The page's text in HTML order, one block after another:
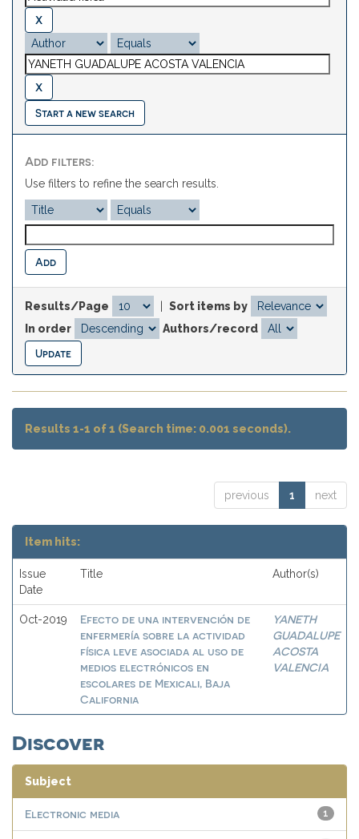
Start a new search
Add filters:
Use filters to refine the search results.
Results/Page
Sort items by
In order
Authors/record
Results 1-1 of 1 (Search time: 0.001 seconds).
previous 1 next
Item hits:
Issue
Date
Title Author(s)
Oct-2019
Efecto de una intervención de
enfermería sobre la actividad
física leve asociada al uso de
medios electrónicos en
escolares de Mexicali, Baja
California
YANETH
GUADALUPE
ACOSTA
VALENCIA
Discover
Subject
1
Electronic media